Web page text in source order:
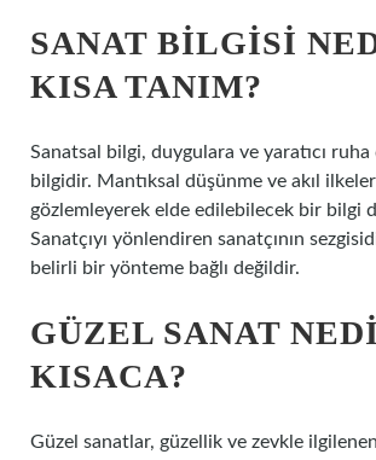
SANAT BILGISI
KISA TANIM?
Sanatsal bilgi, duygulara ve yaratıcı ruha
bilgidir. Mantıksal düşünme ve akıl
gözlemleyerek elde edilebilecek bir bilgi
Sanatçıyı yönlendiren sanatçının
belirli bir yönteme bağlı değildir.
GÜZEL SANAT
KISACA?
Güzel sanatlar, güzellik ve zevkle